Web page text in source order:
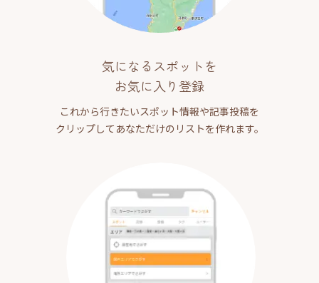
気になるスポットを
お気に入り登録
これから行きたいスポット情報や記事投稿を
クリップしてあなただけのリストを作れます。